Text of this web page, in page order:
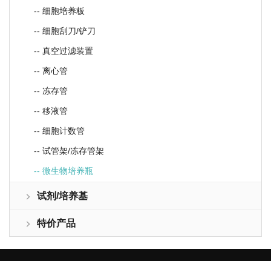
-- 细胞培养板
-- 细胞刮刀/铲刀
-- 真空过滤装置
-- 离心管
-- 冻存管
-- 移液管
-- 细胞计数管
-- 试管架/冻存管架
-- 微生物培养瓶
试剂/培养基
特价产品